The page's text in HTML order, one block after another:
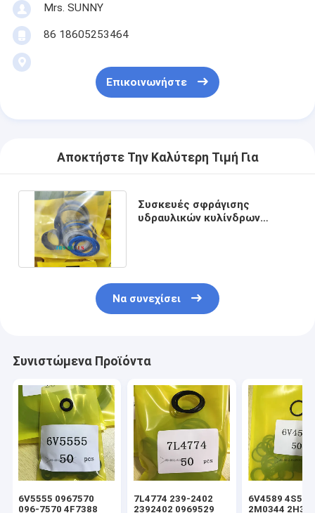
Mrs. SUNNY
86 18605253464
Επικοινωνήστε
Αποκτήστε Την Καλύτερη Τιμή Για
Συσκευές σφράγισης
υδραυλικών κυλίνδρων
Να συνεχίσει
Συνιστώμενα Προϊόντα
6V5555 0967570
096-7570 4F7388
7L4774 239-2402
2392402 0969529
6V4589
2M0344